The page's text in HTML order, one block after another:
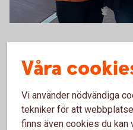
Våra
Vi använder nödvändiga
tekniker för att
finns även cookies du kan